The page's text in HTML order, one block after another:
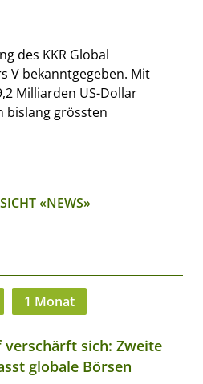
des KKR Global
V bekanntgegeben. Mit
Milliarden US-Dollar
bislang grössten
«NEWS»
1 Monat
verschärft sich: Zweite
globale Börsen